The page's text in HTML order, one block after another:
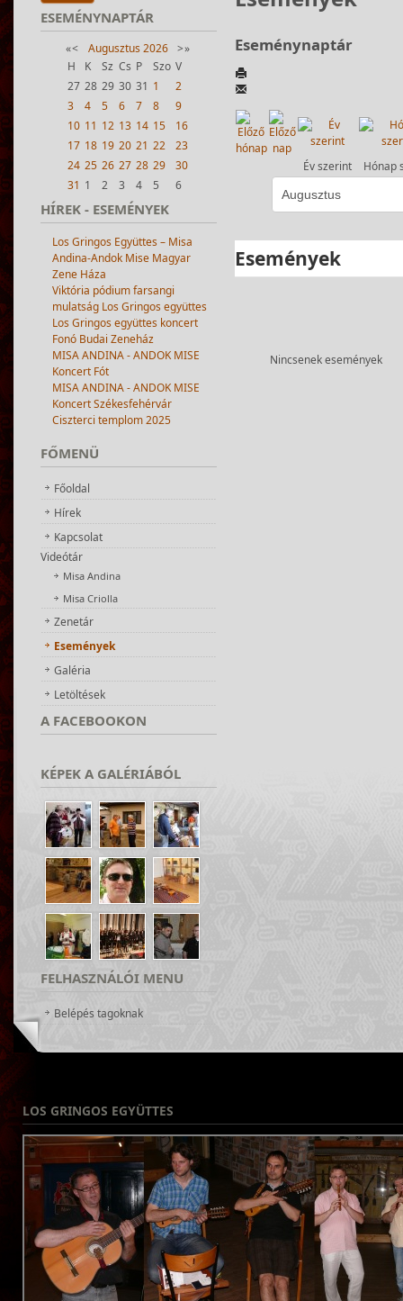
Eseménynaptár
Év szerint Hónap
Események
Nincsenek események
ESEMÉNYNAPTÁR
«< Augusztus 2026 >»
H
K Sz Cs P Szo V
27 28 29 30 31 1
2
3
4 5 6 7 8
9
10 11 12 13 14 15
16
17 18 19 20 21 22
23
24 25 26 27 28 29
30
31 1 2 3 4 5 6
HÍREK - ESEMÉNYEK
Los Gringos Együttes – Misa
Andina-Andok Mise Magyar
Zene Háza
Viktória pódium farsangi
mulatság Los Gringos együttes
Los Gringos együttes koncert
Fonó Budai Zeneház
MISA ANDINA - ANDOK MISE
Koncert Fót
MISA ANDINA - ANDOK MISE
Koncert Székesfehérvár
Ciszterci templom 2025
FŐMENÜ
Főoldal
Hírek
Kapcsolat
Videótár
Misa Andina
Misa Criolla
Zenetár
Események
Galéria
Letöltések
A FACEBOOKON
KÉPEK A GALÉRIÁBÓL
FELHASZNÁLÓI MENU
Belépés tagoknak
LOS GRINGOS EGYÜTTES